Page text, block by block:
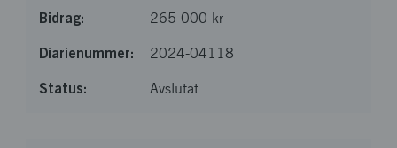
265 000 kr
2024-04118
Avslutat